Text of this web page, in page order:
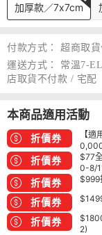
加厚款／7x7cm
付款方式： 超商取
運送方式：
常溫7-
店取貨不付款 / 宅配
本商品適用活動
折價券
【
折價券
$77
0-8/
折價券 $999
折價券
折價券
2)